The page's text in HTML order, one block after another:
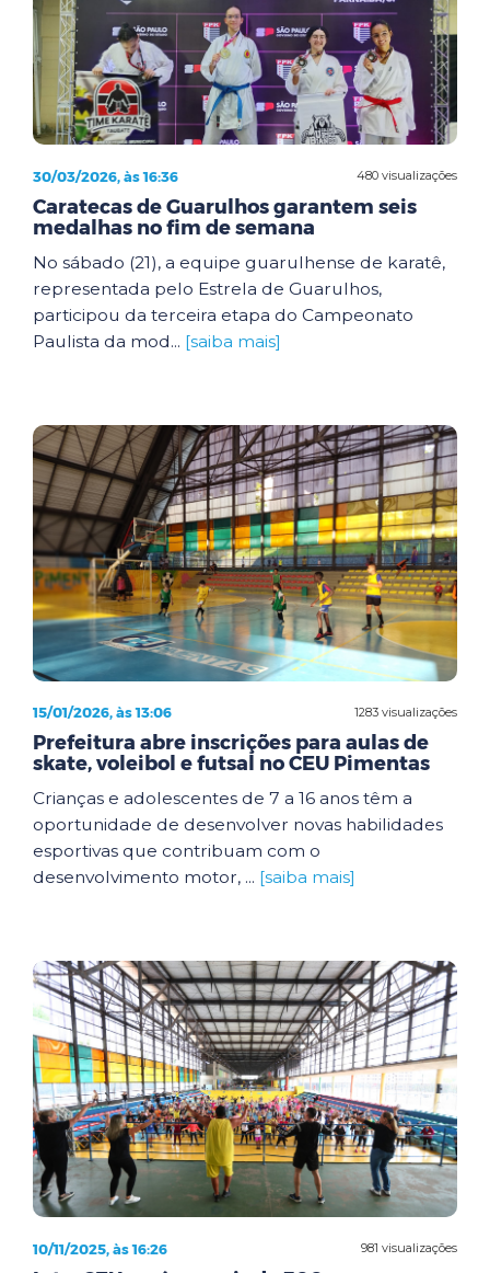
480 visualizações
30/03/2026, às 16:36
Caratecas de Guarulhos garantem seis
medalhas no fim de semana
No sábado (21), a equipe guarulhense de karatê,
representada pelo Estrela de Guarulhos,
participou da terceira etapa do Campeonato
Paulista da mod... [saiba mais]
1283 visualizações
15/01/2026, às 13:06
Prefeitura abre inscrições para aulas de
skate, voleibol e futsal no CEU Pimentas
Crianças e adolescentes de 7 a 16 anos têm a
oportunidade de desenvolver novas habilidades
esportivas que contribuam com o
desenvolvimento motor, ... [saiba mais]
981 visualizações
10/11/2025, às 16:26